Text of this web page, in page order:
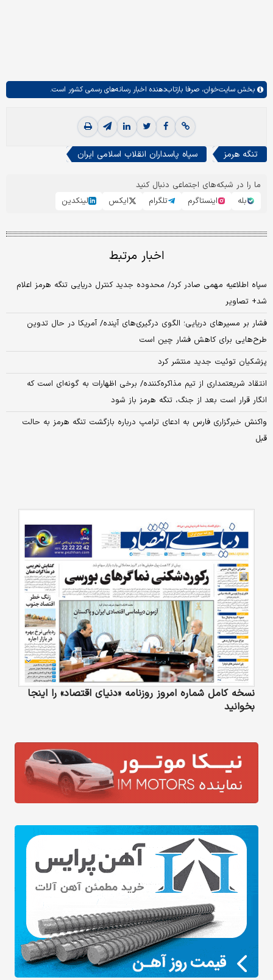
بخش سایت‌خوان، صرفا بازتاب‌دهنده اخبار رسانه‌های رسمی کشور است.
تنگه هرمز سپاه پاسداران انقلاب اسلامی ایران
ما را در شبکه‌های اجتماعی دنبال کنید
بله
اینستاگرم تلگرام ایکس لینکدین
اخبار مرتبط
سپاه اطلاعیه مهمی صادر کرد/ محدوده جدید کنترل دریایی تنگه هرمز اعلام
شد+ تصاویر
فشار بر مسیرهای دریایی؛ الگوی درگیری‌های آینده/ آمریکا در حال تدوین
طرح‌هایی برای کاهش فشار چین است
پزشکیان توئیت جدید منتشر کرد
انتقاد شریعتمداری از تیم مذاکره‌کننده/ برخی اظهارات به گونه‌ای است که
انگار قرار است بعد از جنگ، تنگه هرمز باز شود
واکنش خبرگزاری فارس به ‌ادعای ترامپ درباره بازگشت تنگه هرمز به حالت
قبل
نسخه کامل شماره امروز روزنامه «دنیای‌ اقتصاد» را اینجا
بخوانید